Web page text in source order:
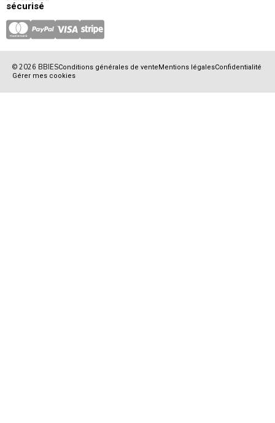
sécurisé
© 2026 BBIESConditions générales de venteMentions légalesConfidentialité
Gérer mes cookies